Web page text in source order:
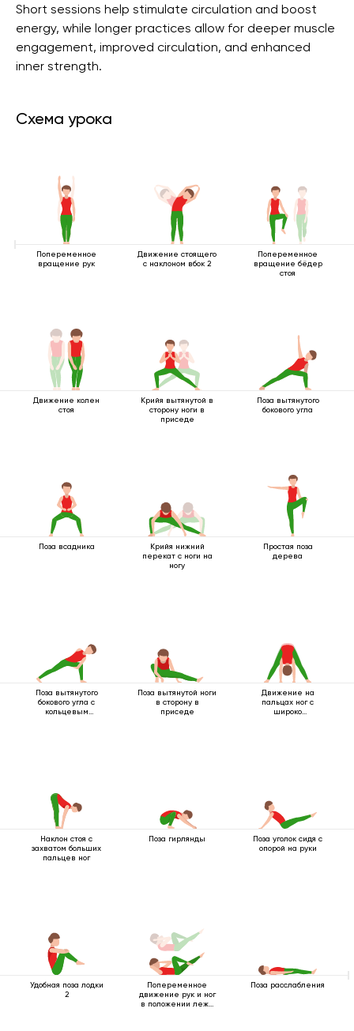
Short sessions help stimulate circulation and boost
energy, while longer practices allow for deeper muscle
engagement, improved circulation, and enhanced
inner strength.
Схема урока
Попеременное
вращение рук
Движение стоящего
с наклоном вбок 2
Попеременное
вращение бёдер
стоя
Движение колен
стоя
Крийя вытянутой в
сторону ноги в
приседе
Поза вытянутого
бокового угла
Поза всадника
Крийя нижний
перекат с ноги на
ногу
Простая поза
дерева
Поза вытянутого
бокового угла с
кольцевым
Поза вытянутой ноги
в сторону в
приседе
Движение на
пальцах ног с
широко
Наклон стоя с
захватом больших
пальцев ног
Поза гирлянды
Поза уголок сидя с
опорой на руки
Удобная поза лодки
2
Попеременное
движение рук и ног
в положении лежа
Поза расслабления